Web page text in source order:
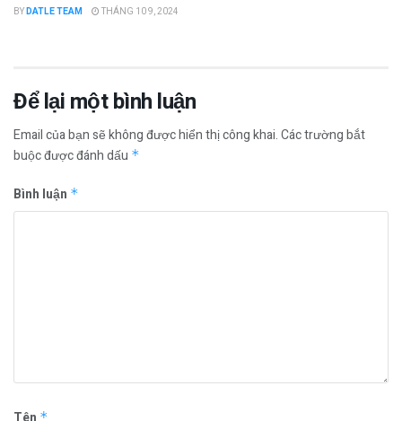
BYDATLE TEAM THÁNG 10 9, 2024
Để lại một bình luận
Email của bạn sẽ không được hiển thị công khai.Các trường bắt
buộc được đánh dấu *
Bình luận *
*